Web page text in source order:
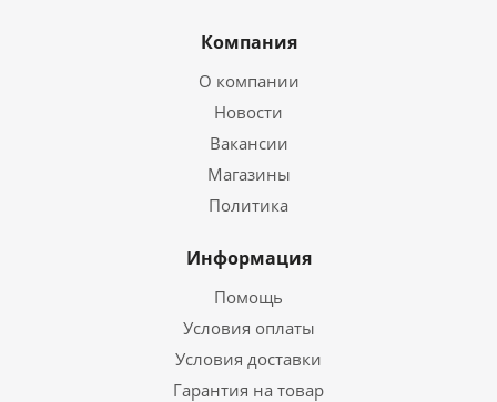
Компания
О компании
Новости
Вакансии
Магазины
Политика
Информация
Помощь
Условия оплаты
Условия доставки
Гарантия на товар